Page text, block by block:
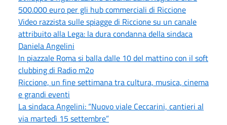
500.000 euro per gli hub commerciali di Riccione
Video razzista sulle spiagge di Riccione su un canale
attribuito alla Lega: la dura condanna della sindaca
Daniela Angelini
In piazzale Roma si balla dalle 10 del mattino con il soft
clubbing di Radio m2o
Riccione, un fine settimana tra cultura, musica, cinema
e grandi eventi
La sindaca Angelini: “Nuovo viale Ceccarini, cantieri al
via martedì 15 settembre”